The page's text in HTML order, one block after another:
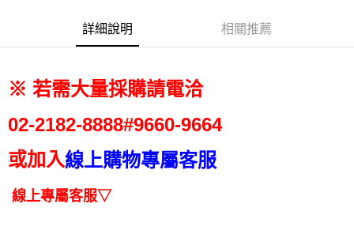
法說明評估內容。
【繳款方式說明】
醒簡訊。
帳／街口支付／iPASS MONEY」等通路繳費。
1.本服務係由「台灣大哥大股份有限公司」（以下簡稱本公司）所提供，讓
AFTEE先享後付是「在收到商品之後才付款」的支付方式。 讓您購物簡單
２．便利：只要手機號碼，簡訊認證，即可結帳。
３．安心：先確認商品／服務後，再付款。
【「AFTEE先享後付」結帳流程】
１．於結帳方式選擇「AFTEE先享後付」後，將跳轉至「AFTEE先享後付」
結帳頁面，進行簡訊認證並確認金額後，即可完成結帳。
２．訂單成立數日內，您將收到繳費通知簡訊。
ATM／網路銀行／等多元方式進行付款，方視為交易完成。
※ 請注意：結帳手續完成當下不需立刻繳費，但若您需要取消訂單，請聯絡
京站台北店客服中心(1F星巴克旁) 即日起不提供京站紙袋，取件時
請自備購物袋，若需購買紙袋可現場詢問
詳細說明 相關推薦
※ 若需大量採購請電洽
02-2182-8888#9660-9664
或加入線上購物專屬客服
線上專屬客服▽